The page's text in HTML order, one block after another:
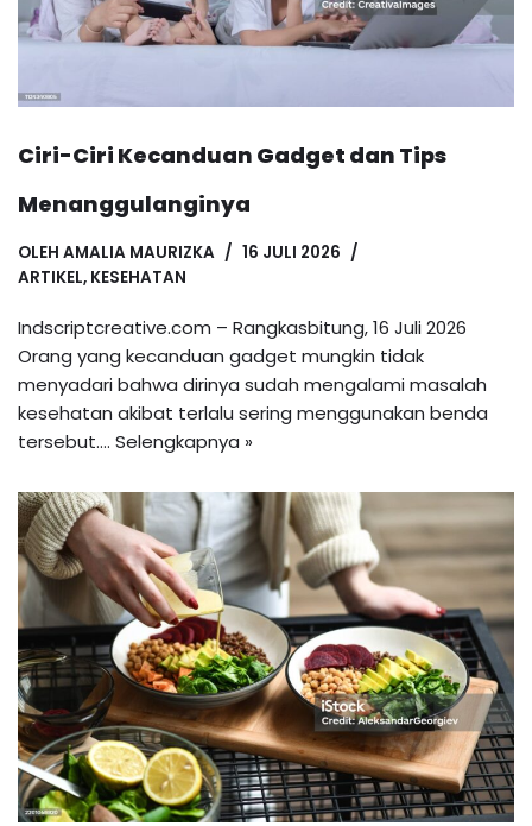
Ciri-Ciri Kecanduan Gadget dan Tips
Menanggulanginya
OLEH AMALIA MAURIZKA
16 JULI 2026
ARTIKEL, KESEHATAN
Indscriptcreative.com – Rangkasbitung, 16 Juli 2026
Orang yang kecanduan gadget mungkin tidak
menyadari bahwa dirinya sudah mengalami masalah
kesehatan akibat terlalu sering menggunakan benda
tersebut.… Selengkapnya »